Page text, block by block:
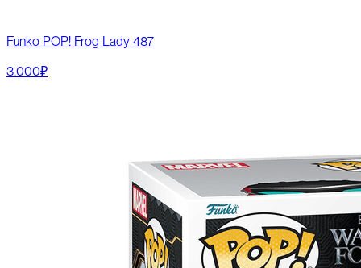
Funko POP! Frog Lady 487
3.000₽